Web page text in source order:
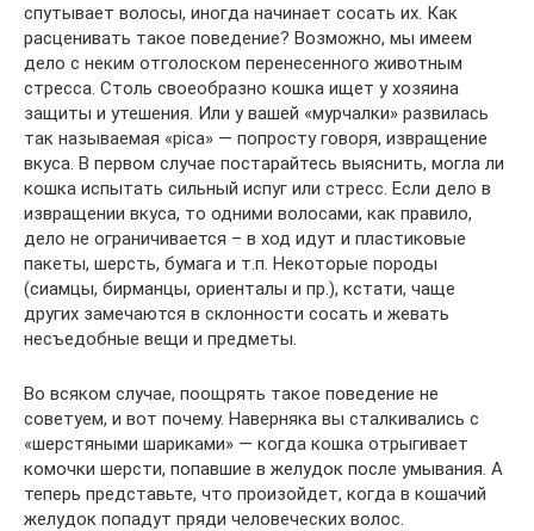
спутывает волосы, иногда начинает сосать их. Как
расценивать такое поведение? Возможно, мы имеем
дело с неким отголоском перенесенного животным
стресса. Столь своеобразно кошка ищет у хозяина
защиты и утешения. Или у вашей «мурчалки» развилась
так называемая «pica» — попросту говоря, извращение
вкуса. В первом случае постарайтесь выяснить, могла ли
кошка испытать сильный испуг или стресс. Если дело в
извращении вкуса, то одними волосами, как правило,
дело не ограничивается – в ход идут и пластиковые
пакеты, шерсть, бумага и т.п. Некоторые породы
(сиамцы, бирманцы, ориенталы и пр.), кстати, чаще
других замечаются в склонности сосать и жевать
несъедобные вещи и предметы.
Во всяком случае, поощрять такое поведение не
советуем, и вот почему. Наверняка вы сталкивались с
«шерстяными шариками» — когда кошка отрыгивает
комочки шерсти, попавшие в желудок после умывания. А
теперь представьте, что произойдет, когда в кошачий
желудок попадут пряди человеческих волос.